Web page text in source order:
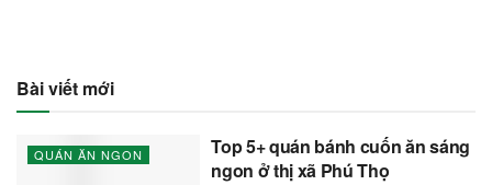
Bài viết mới
QUÁN ĂN NGON
Top 5+ quán bánh cuốn ăn sáng
ngon ở thị xã Phú Thọ